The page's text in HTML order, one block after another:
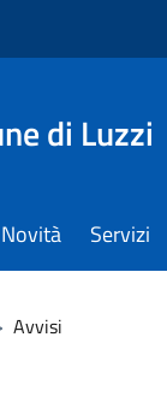
di Luzzi
Novità Servizi
Avvisi